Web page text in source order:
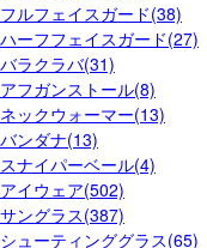
フルフェイスガード(38)
ハーフフェイスガード(27)
バラクラバ(31)
アフガンストール(8)
ネックウォーマー(13)
バンダナ(13)
スナイパーベール(4)
アイウェア(502)
サングラス(387)
シューティンググラス(65)